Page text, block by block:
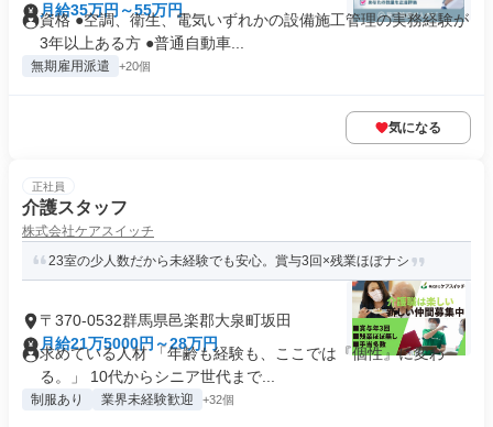
月給35万円～55万円
資格 ●空調、衛生、電気いずれかの設備施工管理の実務経験が
3年以上ある方 ●普通自動車...
無期雇用派遣 +20個
気になる
正社員
介護スタッフ
株式会社ケアスイッチ
23室の少人数だから未経験でも安心。賞与3回×残業ほぼナシ
〒370-0532群馬県邑楽郡大泉町坂田
月給21万5000円～28万円
求めている人材 「年齢も経験も、ここでは『個性』に変わ
る。」 10代からシニア世代まで...
制服あり 業界未経験歓迎 +32個